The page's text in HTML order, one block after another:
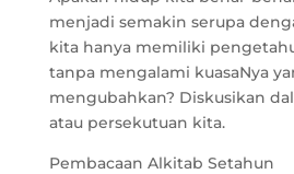
menjadi semakin serupa
kita hanya memiliki
tanpa mengalami kuasaNya
mengubahkan? Diskusikan
atau persekutuan kita.
Pembacaan Alkitab Setahun